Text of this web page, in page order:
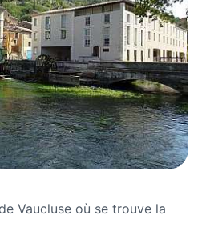
Vaucluse où se trouve la